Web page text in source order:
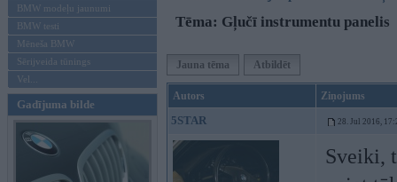
BMW modeļu jaunumi
BMW testi
Mēneša BMW
Sērijveida tūnings
Vel...
Gadījuma bilde
Tēma: Gļučī instrumentu panelis
Jauna tēma Atbildēt
Autors Ziņojums
5STAR 28. Jul 2016,
Sveiki,